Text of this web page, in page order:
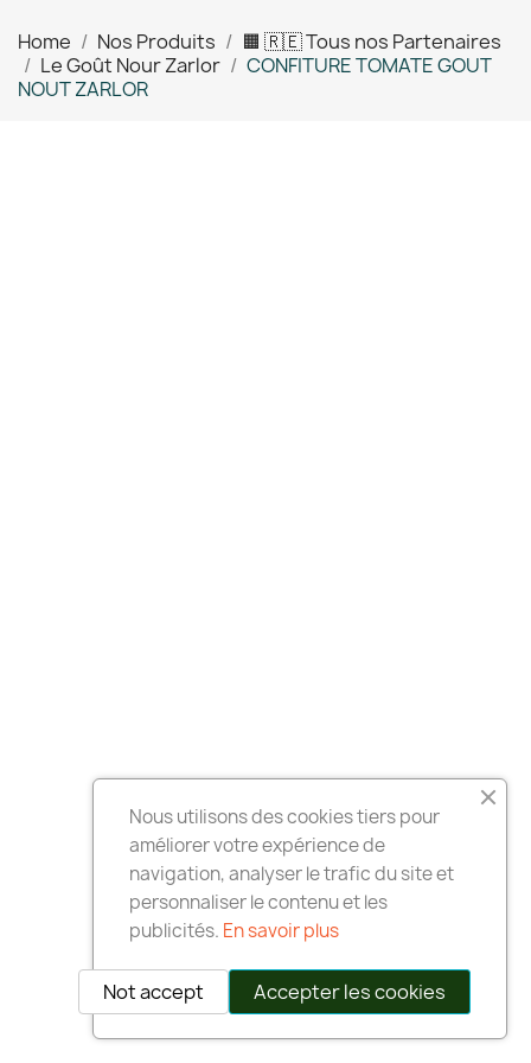
Home Nos Produits
🟧 🇷🇪 Tous nos Partenaires
Le Goût Nour Zarlor
CONFITURE TOMATE GOUT
NOUT ZARLOR
Nous utilisons des cookies tiers pour
améliorer votre expérience de
navigation, analyser le trafic du site et
personnaliser le contenu et les
publicités. En savoir plus
Accepter les cookies
Not accept